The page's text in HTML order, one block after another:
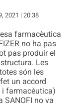
2021 | 20:38
farmacèutica
no ha pas
pas produir el
Les
són les
un accord
i farmacèutica)
SANOFI no va